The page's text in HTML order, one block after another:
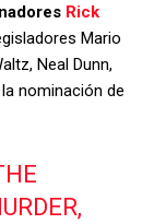
Rick
Mario
Neal Dunn,
nominación de